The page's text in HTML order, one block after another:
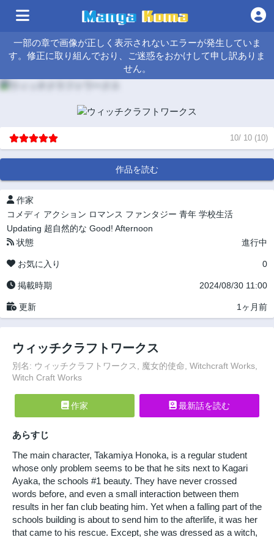
一部の章で画像が正しく表示されないエラーが発生していま
す。修正に取り組んでおり、ご迷惑をおかけして申し訳ありま
せん。
10/ 10 (10)
作品を読む
作家
コメディ アクション ロマンス ファンタジー 青年 学校生活
Updating 超自然的な Good! Afternoon
状態
進行中
お気に入り 0
掲載時期 2024/08/30 11:00
更新 1ヶ月前
ウィッチクラフトワークス
別名: ウィッチクラフトワークス, 魔女的使命, Witchcraft Works,
Witch Craft Works
作家 最新話を読む
あらすじ
The main character, Takamiya Honoka, is a regular student
whose only problem seems to be that he sits next to Kagari
Ayaka, the schools #1 beauty. They have never crossed
words before, and even a small interaction between them
results in her fan club beating him. Yet when a falling part of the
schools building is about to send him to the afterlife, it was her
that came to his rescue. Except, she was dressed as a witch,